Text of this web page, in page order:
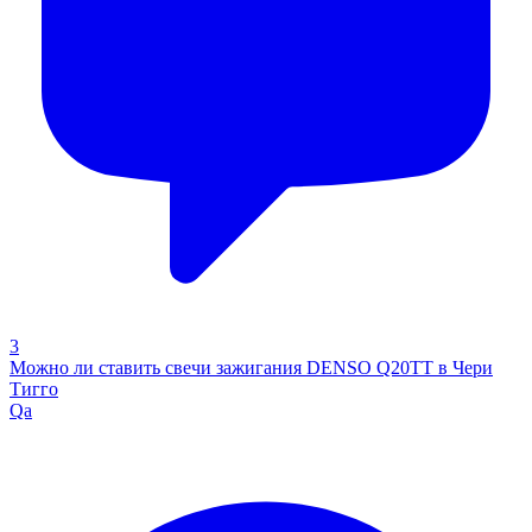
3
Можно ли ставить свечи зажигания DENSO Q20TT в Чери
Тигго
Qa